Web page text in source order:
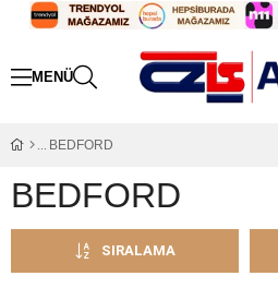
BEDFORD
BEDFORD
SIRALAMA